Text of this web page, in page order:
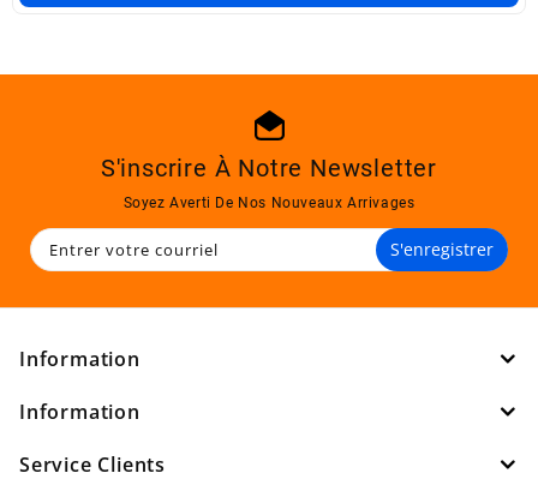
S'inscrire À Notre Newsletter
Soyez Averti De Nos Nouveaux Arrivages
S'enregistrer
Information
Information
Service Clients